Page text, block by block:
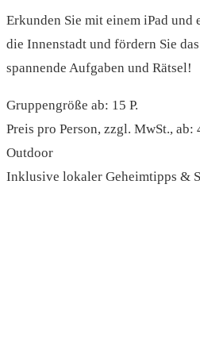
Erkunden Sie mit einem iPad und
die Innenstadt und fördern Sie
spannende Aufgaben und Rätsel!
Gruppengröße ab: 15 P.
Preis pro Person, zzgl. MwSt., ab:
Outdoor
Inklusive lokaler Geheimtipps &